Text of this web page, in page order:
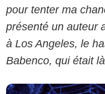
pour tenter ma
présenté un auteur
à Los Angeles, le
Babenco, qui était